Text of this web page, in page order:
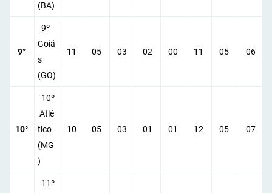
(BA)
9°
9º
Goiá
s
(GO)
11 05 03 02 00 11 05 06
10°
10º
Atlé
tico
(MG
)
10 05 03 01 01 12 05 07
11º